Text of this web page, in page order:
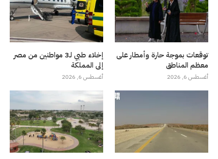
توقعات بموجة حارة وأمطار على
معظم المناطق
أغسطس 6, 2026
إخلاء طبي لـ3 مواطنين من مصر
إلى المملكة
أغسطس 6, 2026